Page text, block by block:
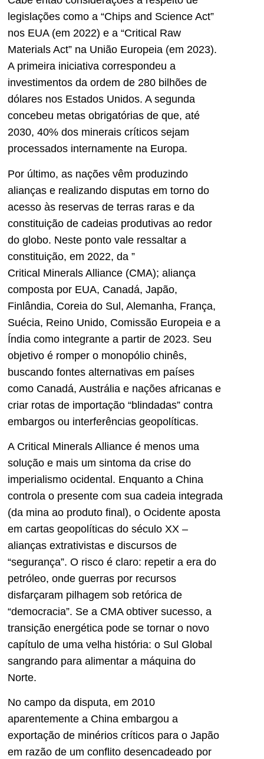
legislações como a “Chips and Science Act”
nos EUA (em 2022) e a “Critical Raw
Materials Act” na União Europeia (em 2023).
A primeira iniciativa correspondeu a
investimentos da ordem de 280 bilhões de
dólares nos Estados Unidos. A segunda
concebeu metas obrigatórias de que, até
2030, 40% dos minerais críticos sejam
processados internamente na Europa.
Por último, as nações vêm produzindo
alianças e realizando disputas em torno do
acesso às reservas de terras raras e da
constituição de cadeias produtivas ao redor
do globo. Neste ponto vale ressaltar a
constituição, em 2022, da ”
Critical Minerals Alliance (CMA); aliança
composta por EUA, Canadá, Japão,
Finlândia, Coreia do Sul, Alemanha, França,
Suécia, Reino Unido, Comissão Europeia e a
Índia como integrante a partir de 2023. Seu
objetivo é romper o monopólio chinês,
buscando fontes alternativas em países
como Canadá, Austrália e nações africanas e
criar rotas de importação “blindadas” contra
embargos ou interferências geopolíticas.
A Critical Minerals Alliance é menos uma
solução e mais um sintoma da crise do
imperialismo ocidental. Enquanto a China
controla o presente com sua cadeia integrada
(da mina ao produto final), o Ocidente aposta
em cartas geopolíticas do século XX –
alianças extrativistas e discursos de
“segurança”. O risco é claro: repetir a era do
petróleo, onde guerras por recursos
disfarçaram pilhagem sob retórica de
“democracia”. Se a CMA obtiver sucesso, a
transição energética pode se tornar o novo
capítulo de uma velha história: o Sul Global
sangrando para alimentar a máquina do
Norte.
No campo da disputa, em 2010
aparentemente a China embargou a
exportação de minérios críticos para o Japão
em razão de um conflito desencadeado por